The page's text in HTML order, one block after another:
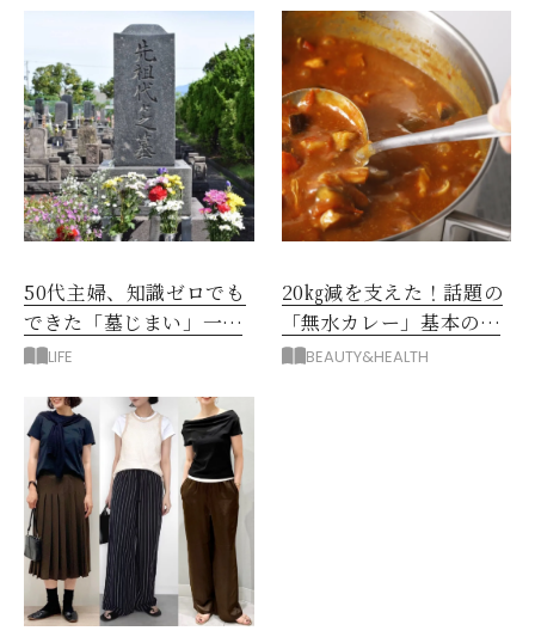
50代主婦、知識ゼロでも
できた「墓じまい」一つ
後悔したのは、ある順
LIFE
20㎏減を支えた！話題の
「無水カレー」基本の作
り方とおすすめルウ6選
BEAUTY&HEALTH